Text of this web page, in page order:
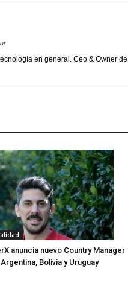
en general. Ceo & Owner
anuncia nuevo Country Manager
Bolivia y Uruguay